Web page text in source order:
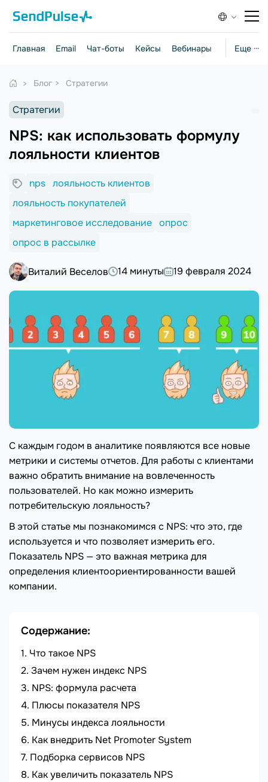
Еще ···
Главная Email Чат-боты Кейсы Вебинары Стратегии
Блог Стратегии
Стратегии
NPS: как использовать формулу
лояльности клиентов
nps лояльность клиентов
лояльность покупателей
маркетинговое исследование опрос
опрос в рассылке
Виталий Веселов 14 минуты 19 февраля 2024
С каждым годом в аналитике появляются все новые
метрики и системы отчетов. Для работы с клиентами
важно обратить внимание на вовлеченность
пользователей. Но как можно измерить
потребительскую лояльность?
В этой статье мы познакомимся с NPS: что это, где
используется и что позволяет измерить его.
Показатель NPS — это важная метрика для
определения клиентоориентированности вашей
компании.
Содержание:
Что такое NPS
Зачем нужен индекс NPS
NPS: формула расчета
Плюсы показателя NPS
Минусы индекса лояльности
Как внедрить Net Promoter System
Подборка сервисов NPS
Как увеличить показатель NPS